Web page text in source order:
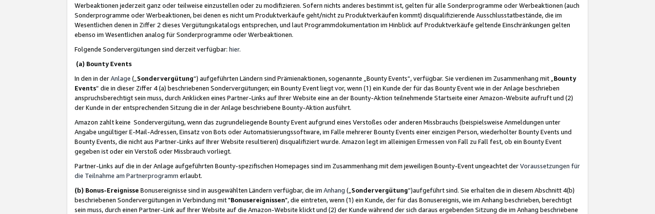
Werbeaktionen jederzeit ganz oder teilweise einzustellen oder zu modifizieren. Sofern nichts anderes bestimmt ist, gelten für alle Sonderprogramme oder Werbeaktionen (auch
Sonderprogramme oder Werbeaktionen, bei denen es nicht um Produktverkäufe geht/nicht zu Produktverkäufen kommt) disqualifizierende Ausschlusstatbestände, die im
Wesentlichen denen in Ziffer 2 dieses Vergütungskatalogs entsprechen, und laut Programmdokumentation im Hinblick auf Produktverkäufe geltende Einschränkungen gelten
ebenso im Wesentlichen analog für Sonderprogramme oder Werbeaktionen.
Folgende Sondervergütungen sind derzeit verfügbar: hier.
(a) Bounty Events
In den in derAnlage („ Sondervergütung“) aufgeführten Ländern sind Prämienaktionen, sogenannte „Bounty Events“, verfügbar. Sie verdienen im Zusammenhang mit „ Bounty
Events“ die in dieser Ziffer 4 (a) beschriebenen Sondervergütungen; ein Bounty Event liegt vor, wenn (1) ein Kunde der für das Bounty Event wie in der Anlage beschrieben
anspruchsberechtigt sein muss, durch Anklicken eines Partner-Links auf Ihrer Website eine an der Bounty-Aktion teilnehmende Startseite einer Amazon-Website aufruft und (2)
der Kunde in der entsprechenden Sitzung die in der Anlage beschriebene Bounty-Aktion ausführt.
Amazon zahlt keine Sondervergütung, wenn das zugrundeliegende Bounty Event aufgrund eines Verstoßes oder anderen Missbrauchs (beispielsweise Anmeldungen unter
Angabe ungültiger E-Mail-Adressen, Einsatz von Bots oder Automatisierungssoftware, im Falle mehrerer Bounty Events einer einzigen Person, wiederholter Bounty Events und
Bounty Events, die nicht aus Partner-Links auf Ihrer Website resultieren) disqualifiziert wurde. Amazon legt im alleinigen Ermessen von Fall zu Fall fest, ob ein Bounty Event
gegeben ist oder ein Verstoß oder Missbrauch vorliegt.
Partner-Links auf die in der Anlage aufgeführten Bounty-spezifischen Homepages sind im Zusammenhang mit dem jeweiligen Bounty-Event ungeachtet derVoraussetzungen für
die Teilnahme am Partnerprogramm erlaubt.
(b) Bonus-Ereignisse Bonusereignisse sind in ausgewählten Ländern verfügbar, die im Anhang („ Sondervergütung“)aufgeführt sind. Sie erhalten die in diesem Abschnitt 4(b)
beschriebenen Sondervergütungen in Verbindung mit "Bonusereignissen", die eintreten, wenn (1) ein Kunde, der für das Bonusereignis, wie im Anhang beschrieben, berechtigt
sein muss, durch einen Partner-Link auf Ihrer Website auf die Amazon-Website klickt und (2) der Kunde während der sich daraus ergebenden Sitzung die im Anhang beschriebene